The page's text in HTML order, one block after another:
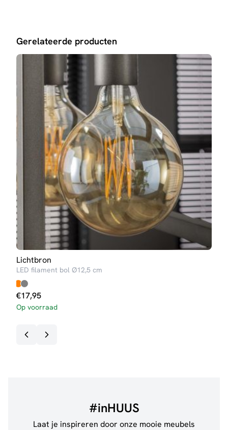
Gerelateerde producten
Lichtbron
LED filament bol Ø12,5 cm
€17,95
Op voorraad
#inHUUS
Laat je inspireren door onze mooie meubels